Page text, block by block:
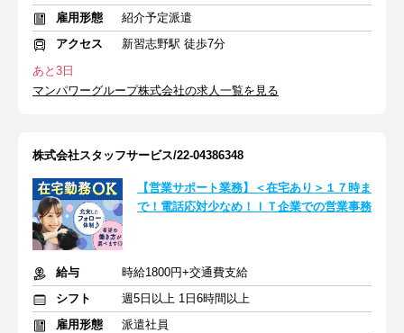
雇用形態
紹介予定派遣
アクセス
新習志野駅 徒歩7分
あと3日
マンパワーグループ株式会社の求人一覧を見る
株式会社スタッフサービス/22-04386348
【営業サポート業務】＜在宅あり＞１７時ま
で！電話応対少なめ！ＩＴ企業での営業事務
給与
時給1800円+交通費支給
シフト
週5日以上 1日6時間以上
雇用形態
派遣社員